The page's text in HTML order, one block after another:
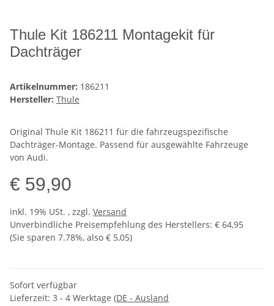
Thule Kit 186211 Montagekit für
Dachträger
Artikelnummer: 186211
Hersteller: Thule
Original Thule Kit 186211 für die fahrzeugspezifische
Dachträger-Montage. Passend für ausgewählte Fahrzeuge
von Audi.
€ 59,90
inkl. 19% USt. , zzgl. Versand
Unverbindliche Preisempfehlung des Herstellers: € 64,95
(Sie sparen 7.78%, also € 5,05)
Sofort verfügbar
Lieferzeit: 3 - 4 Werktage (DE - Ausland